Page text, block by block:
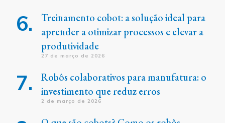
Treinamento cobot: a solução ideal para
aprender a otimizar processos e elevar a
produtividade
27 de março de 2026
Robôs colaborativos para manufatura: o
investimento que reduz erros
2 de março de 2026